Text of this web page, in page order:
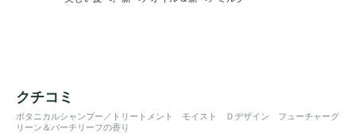
クチコミ
ボタニカルシャンプー／トリートメント モイスト Ｄデザイン フューチャーグ
リーン＆バーチリーフの香り